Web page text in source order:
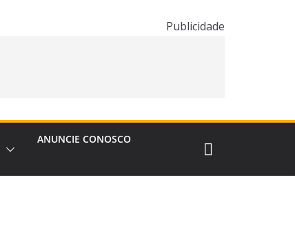
Publicidade
ANUNCIE CONOSCO